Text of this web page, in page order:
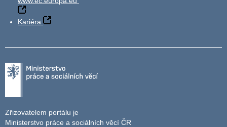
Kariéra
Zřizovatelem portálu je
Ministerstvo práce a sociálních věcí ČR